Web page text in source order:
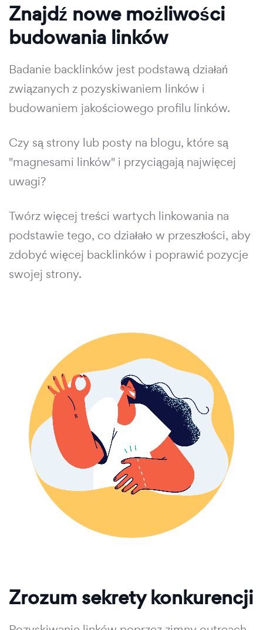
Znajdź nowe możliwości
budowania linków
Badanie backlinków jest podstawą działań
związanych z pozyskiwaniem linków i
budowaniem jakościowego profilu linków.
Czy są strony lub posty na blogu, które są
"magnesami linków" i przyciągają najwięcej
uwagi?
Twórz więcej treści wartych linkowania na
podstawie tego, co działało w przeszłości, aby
zdobyć więcej backlinków i poprawić pozycje
swojej strony.
Zrozum sekrety konkurencji